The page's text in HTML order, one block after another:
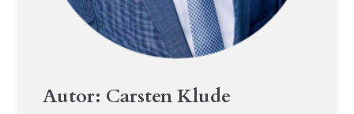
Autor: Carsten Klude